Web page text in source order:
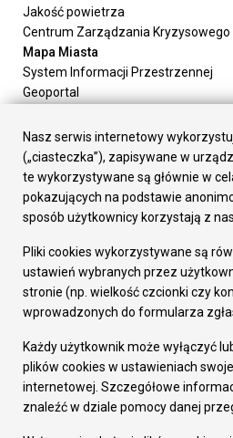
Jakość powietrza
Centrum Zarządzania Kryzysowego
Mapa Miasta
System Informacji Przestrzennej
Geoportal
Załatw sprawę
Prezydent Miasta
Rada Miasta
Wydziały
Elektroniczna Skrzynka Podawcza
Gospodarka
Fundusze europejskie
Środki krajowe
Oferty inwestycyjne
Pozostałe
Deklaracja dostępności
Dane osobowe
Dodaj opinię o witrynie
Nasz serwis internetowy
(„ciasteczka”), zapisywane w
te wykorzystywane są głównie w
pokazujących na podstawie
sposób użytkownicy korzystają z
Pliki cookies wykorzystywane są
ustawień wybranych przez
stronie (np. wielkość czcionki czy
wprowadzonych do formularza
Każdy użytkownik może wyłączyć
plików cookies w ustawieniach
internetowej. Szczegółowe
znaleźć w dziale pomocy danej